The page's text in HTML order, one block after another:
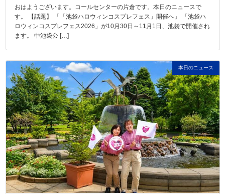
おはようございます。コールセンターの片倉です。本日のニュースで
す。 【話題】 「「池袋ハロウィンコスプレフェス」開催へ」 「池袋ハ
ロウィンコスプレフェス2026」が10月30日～11月1日、池袋で開催され
ます。 中池袋公 […]
本日のニュース